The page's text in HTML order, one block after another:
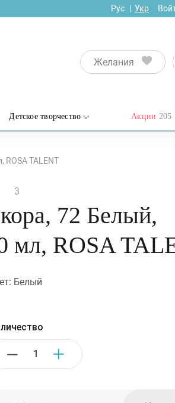
Рус Укр
Желания
Детское творчество Акции 205
TALENT
3
72 Белый,
мл, ROSA
Белый